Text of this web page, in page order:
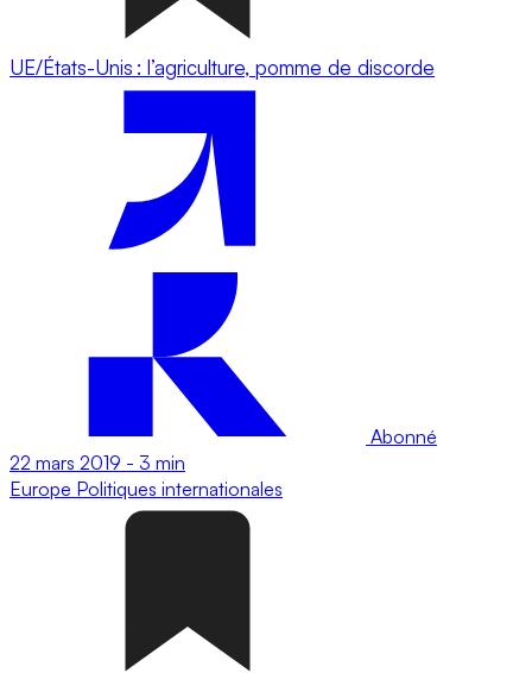
UE/États-Unis : l’agriculture, pomme de discorde
Abonné
22 mars 2019 - 3 min
Europe Politiques internationales